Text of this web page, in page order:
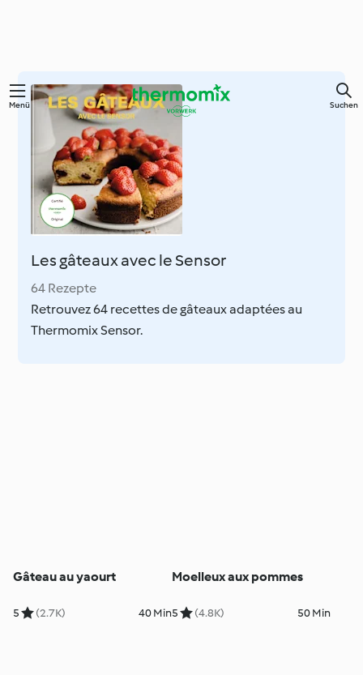
Springe
Hauptinhalt
Menü Suchen
Les gâteaux avec le Sensor
64 Rezepte
Retrouvez 64 recettes de gâteaux adaptées au
Thermomix Sensor.
Gâteau au yaourt
5 (2.7K) 40 Min
Moelleux aux pommes
5 (4.8K) 50 Min